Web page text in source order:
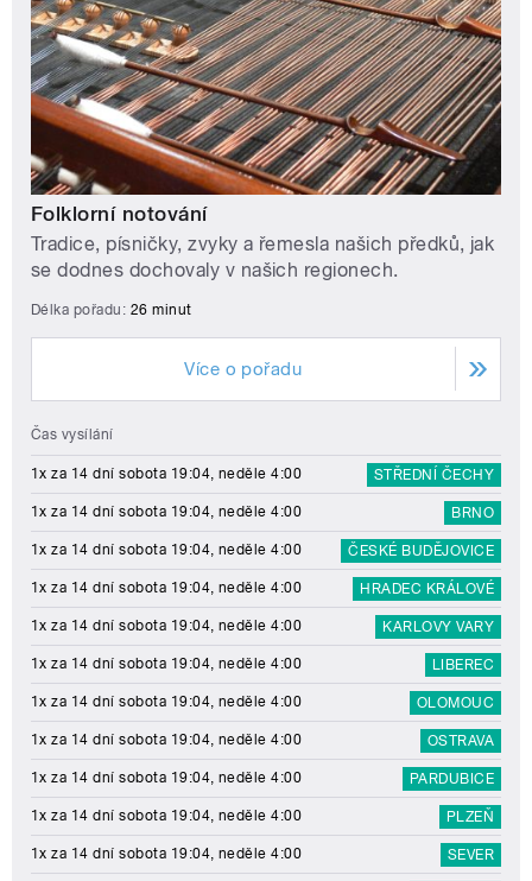
Folklorní notování
Tradice, písničky, zvyky a řemesla našich předků, jak
se dodnes dochovaly v našich regionech.
Délka pořadu: 26 minut
Více o pořadu
Čas vysílání
1x za 14 dní sobota 19:04, neděle 4:00 STŘEDNÍ ČECHY
1x za 14 dní sobota 19:04, neděle 4:00 BRNO
1x za 14 dní sobota 19:04, neděle 4:00 ČESKÉ BUDĚJOVICE
1x za 14 dní sobota 19:04, neděle 4:00 HRADEC KRÁLOVÉ
1x za 14 dní sobota 19:04, neděle 4:00 KARLOVY VARY
1x za 14 dní sobota 19:04, neděle 4:00 LIBEREC
1x za 14 dní sobota 19:04, neděle 4:00 OLOMOUC
1x za 14 dní sobota 19:04, neděle 4:00 OSTRAVA
1x za 14 dní sobota 19:04, neděle 4:00 PARDUBICE
1x za 14 dní sobota 19:04, neděle 4:00 PLZEŇ
1x za 14 dní sobota 19:04, neděle 4:00 SEVER